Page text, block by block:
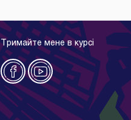
Тримайте мене в курсі